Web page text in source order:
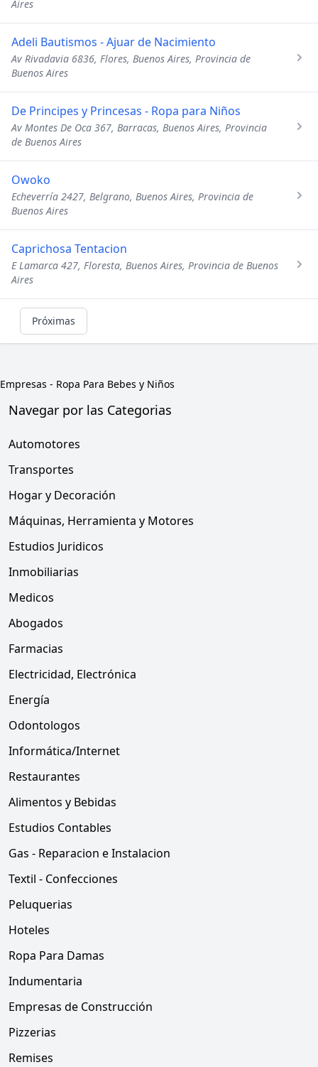
Aires
Adeli Bautismos - Ajuar de Nacimiento
Av Rivadavia 6836, Flores, Buenos Aires, Provincia de
Buenos Aires
De Principes y Princesas - Ropa para Niños
Av Montes De Oca 367, Barracas, Buenos Aires, Provincia
de Buenos Aires
Owoko
Echeverría 2427, Belgrano, Buenos Aires, Provincia de
Buenos Aires
Caprichosa Tentacion
E Lamarca 427, Floresta, Buenos Aires, Provincia de Buenos
Aires
Próximas
Empresas - Ropa Para Bebes y Niños
Navegar por las Categorias
Automotores
Transportes
Hogar y Decoración
Máquinas, Herramienta y Motores
Estudios Juridicos
Inmobiliarias
Medicos
Abogados
Farmacias
Electricidad, Electrónica
Energía
Odontologos
Informática/Internet
Restaurantes
Alimentos y Bebidas
Estudios Contables
Gas - Reparacion e Instalacion
Textil - Confecciones
Peluquerias
Hoteles
Ropa Para Damas
Indumentaria
Empresas de Construcción
Pizzerias
Remises